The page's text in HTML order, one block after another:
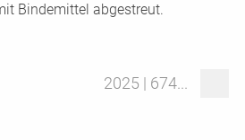
Bindemittel abgestreut.
2025 | 674...